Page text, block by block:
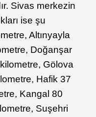
Sivas merkezin
ise şu
Altınyayla
Doğanşar
Gölova
Hafik 37
Kangal 80
Suşehri